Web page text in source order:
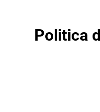
Politica